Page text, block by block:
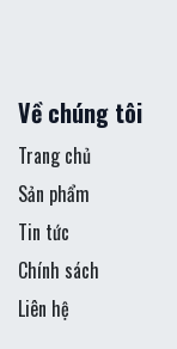
Về chúng tôi
Trang chủ
Sản phẩm
Tin tức
Chính sách
Liên hệ